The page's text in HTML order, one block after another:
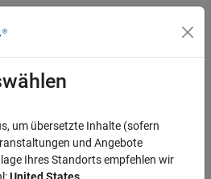
Off-Canvas-
was this information?
um übersetzte Inhalte (sofern
und Angebote
Ihres Standorts empfehlen wir